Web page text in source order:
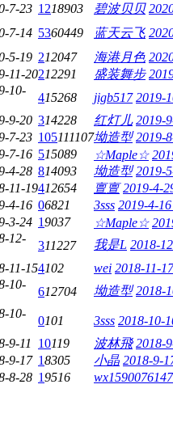
7-23 1218903 碧波贝贝
7-14 5360449 蓝天云飞
5-19 212047 海港月色
11-20212291 盛装舞步
10-
415268 jigb517 2019-
9-20 314228 红灯儿 2019-
7-23 105111107坳造型 2019-
7-16 515089 ☆Maple☆
4-28 814093 坳造型 2019-
11-19412654 亶亶 2019-4-
4-16 06821 3sss 2019-4-
3-24 19037 ☆Maple☆
12-
311227 我是L 2018-
11-154102 wei 2018-11-
10-
612704 坳造型 2018-
10-
0101 3sss 2018-10-
9-11 10119 波林飛 2018-
9-17 18305 小晶 2018-9-
8-28 19516